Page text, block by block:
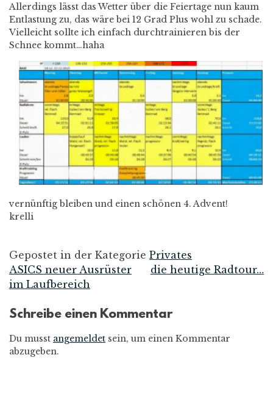
Allerdings lässt das Wetter über die Feiertage nun kaum
Entlastung zu, das wäre bei 12 Grad Plus wohl zu schade.
Vielleicht sollte ich einfach durchtrainieren bis der
Schnee kommt…haha
vernünftig bleiben und einen schönen 4. Advent!
krelli
Gepostet in der Kategorie Privates
Beitrags-
Navigation
ASICS neuer Ausrüster
im Laufbereich
die heutige Radtour…
Schreibe einen Kommentar
Du musst angemeldet sein, um einen Kommentar
abzugeben.